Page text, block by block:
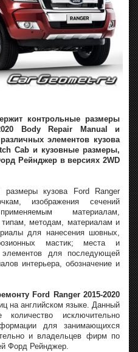
контрольные размеры
Body Repair Manual и
элементов кузова
Cab и кузовные размеры,
Рейнджер в версиях 2WD
кузова Ford Ranger
изображения сечений
материалам,
методам, материалам и
для нанесения шовных,
мастик; места и
элементов для последующей
интерьера, обозначение и
Ford Ranger 2015-2020
на английском языке. Данный
количество исключительно
для занимающихся
и владельцев фирм по
Форд Рейнджер.